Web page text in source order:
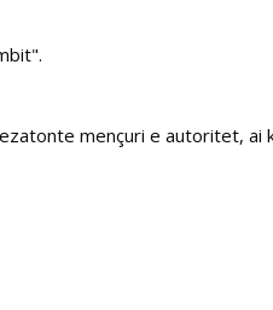
mençuri e autoritet, ai